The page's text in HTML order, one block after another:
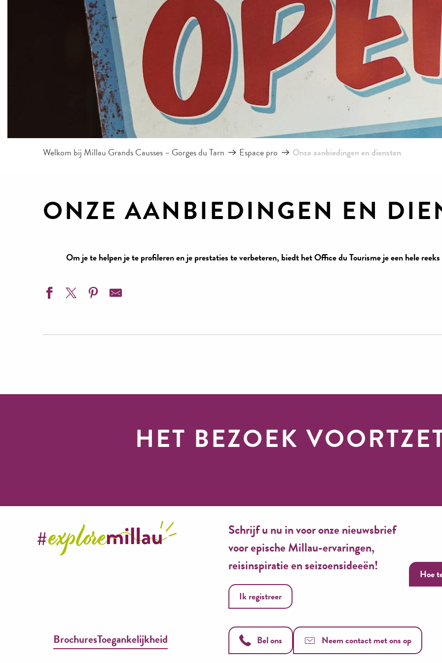
Welkom bij Millau Grands Causses – Gorges du Tarn Espace pro Onze aanbiedingen en diensten
ONZE AANBIEDINGEN EN
Om je te helpen je te profileren en je prestaties te verbeteren, biedt het Office du Tourisme je een hele reeks
Grands Causses
HET BEZOEK
Causses
BrochuresToegankelijkheid
Schrijf u nu in voor onze nieuwsbrief
voor epische Millau-ervaringen,
reisinspiratie en seizoensideeën!
Ik registreer
Bel ons Neem contact met ons op
Hoe